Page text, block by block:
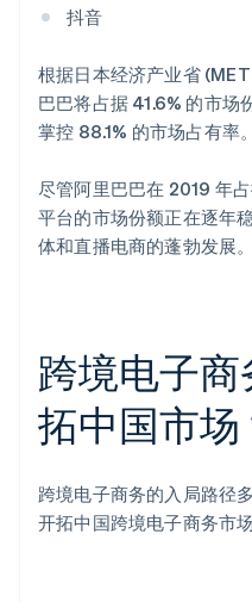
抖音
根据日本经济产业省
巴巴将占据 41.6% 的市场
掌控 88.1% 的市场占有率。
尽管阿里巴巴在 2019 年
平台的市场份额正在逐年
体和直播电商的蓬勃发展。
跨境电子
拓中国市场
跨境电子商务的入局路径
开拓中国跨境电子商务市